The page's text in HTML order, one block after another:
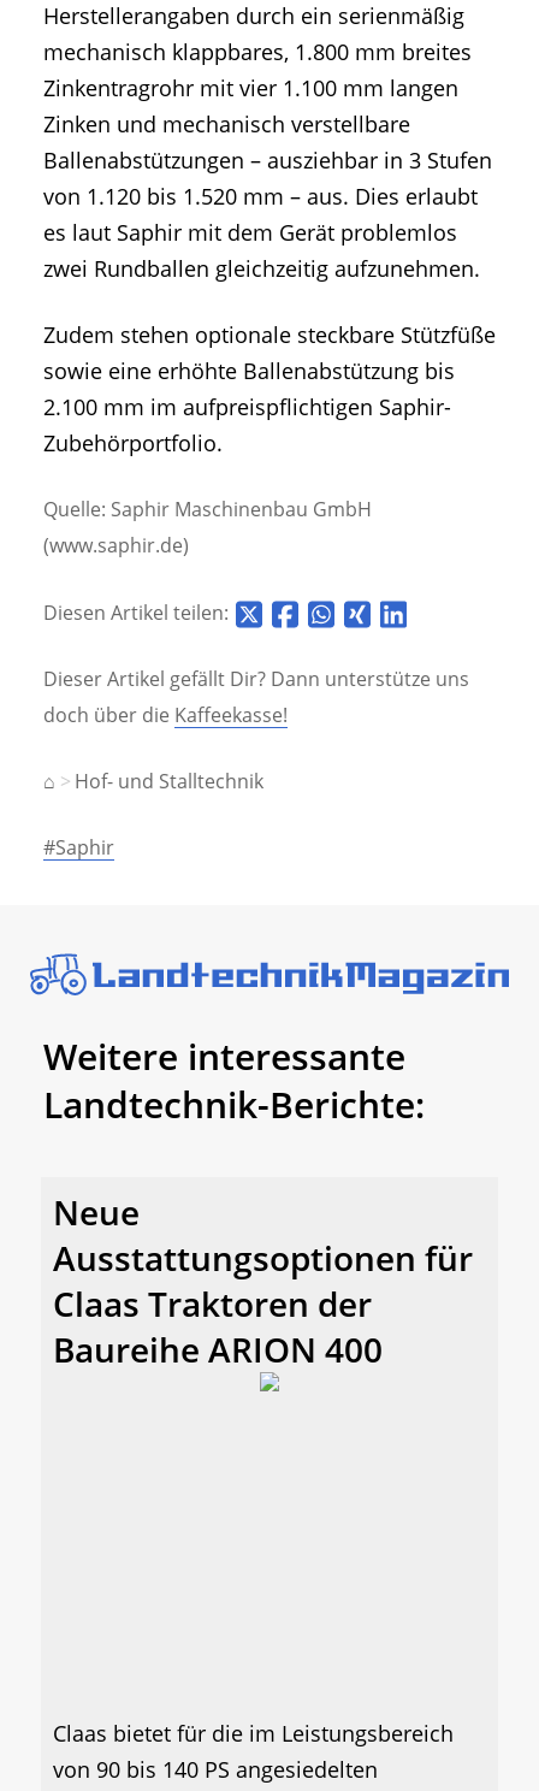
Herstellerangaben durch ein serienmäßig
mechanisch klappbares, 1.800 mm breites
Zinkentragrohr mit vier 1.100 mm langen
Zinken und mechanisch verstellbare
Ballenabstützungen – ausziehbar in 3 Stufen
von 1.120 bis 1.520 mm – aus. Dies erlaubt
es laut Saphir mit dem Gerät problemlos
zwei Rundballen gleichzeitig aufzunehmen.
Zudem stehen optionale steckbare Stützfüße
sowie eine erhöhte Ballenabstützung bis
2.100 mm im aufpreispflichtigen Saphir-
Zubehörportfolio.
Quelle: Saphir Maschinenbau GmbH
(www.saphir.de)
Diesen Artikel teilen:
Dieser Artikel gefällt Dir? Dann unterstütze uns
doch über die Kaffeekasse!
⌂ Hof- und Stalltechnik
#Saphir
Weitere interessante
Landtechnik-Berichte:
Neue
Ausstattungsoptionen für
Claas Traktoren der
Baureihe ARION 400
Claas bietet für die im Leistungsbereich
von 90 bis 140 PS angesiedelten